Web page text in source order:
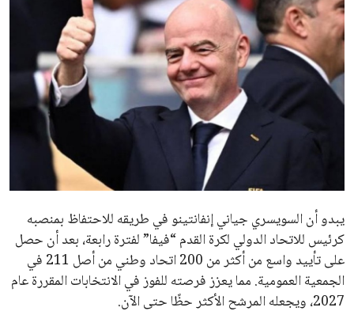
ايوا مصر
الاخبار الشائعة
إنفانتينو يخطو نحو ولاية رابعة في رئاسة فيفا
عمر إبراهيم
مستثمر هندي بريطاني يسعى لامتلاك حصة
عمر إبراهيم 22 يوليو 2026
تحقق من قهوتك المغشوشة 7 علامات تدل
على جودتها قبل أول رشفة
خالد فؤاد 18 يوليو 2026